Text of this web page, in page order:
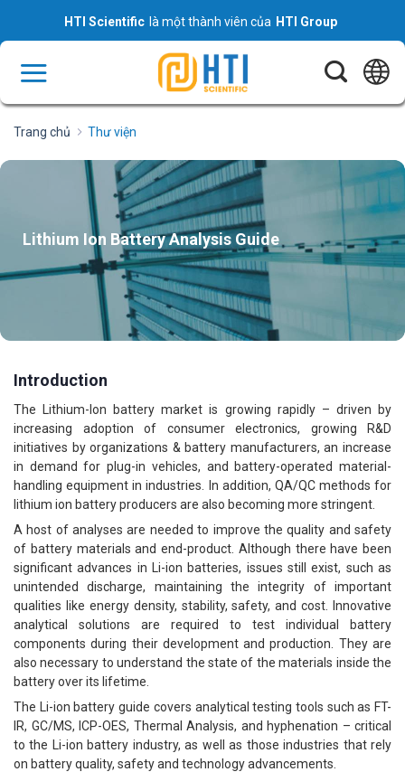
content
HTI Scientific là một thành viên của HTI Group
Trang chủ Thư viện
Lithium Ion Battery Analysis Guide
Introduction
The Lithium-Ion battery market is growing rapidly – driven by
increasing adoption of consumer electronics, growing R&D
initiatives by organizations & battery manufacturers, an increase
in demand for plug-in vehicles, and battery-operated material-
handling equipment in industries. In addition, QA/QC methods for
lithium ion battery producers are also becoming more stringent.
A host of analyses are needed to improve the quality and safety
of battery materials and end-product. Although there have been
significant advances in Li-ion batteries, issues still exist, such as
unintended discharge, maintaining the integrity of important
qualities like energy density, stability, safety, and cost. Innovative
analytical solutions are required to test individual battery
components during their development and production. They are
also necessary to understand the state of the materials inside the
battery over its lifetime.
The Li-ion battery guide covers analytical testing tools such as FT-
IR, GC/MS, ICP-OES, Thermal Analysis, and hyphenation – critical
to the Li-ion battery industry, as well as those industries that rely
on battery quality, safety and technology advancements.